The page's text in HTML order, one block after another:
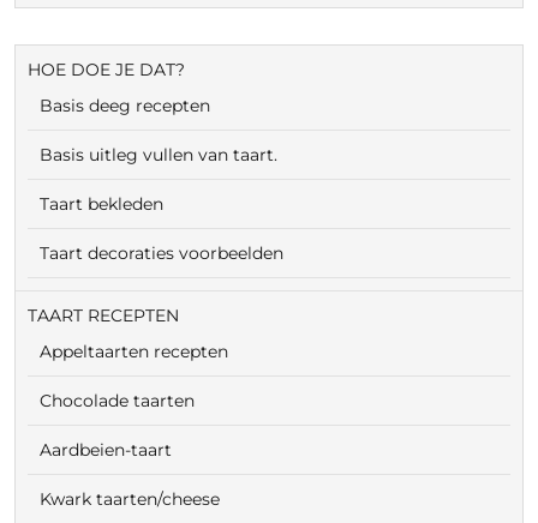
HOE DOE JE DAT?
Basis deeg recepten
Basis uitleg vullen van taart.
Taart bekleden
Taart decoraties voorbeelden
TAART RECEPTEN
Appeltaarten recepten
Chocolade taarten
Aardbeien-taart
Kwark taarten/cheese